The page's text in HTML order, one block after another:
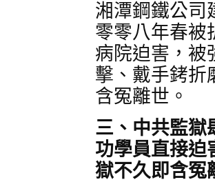
湘潭鋼鐵公司
零零八年春被
病院迫害，被
擊、戴手銬折
含冤離世。
三、中共監獄
功學員直接迫
獄不久即含冤